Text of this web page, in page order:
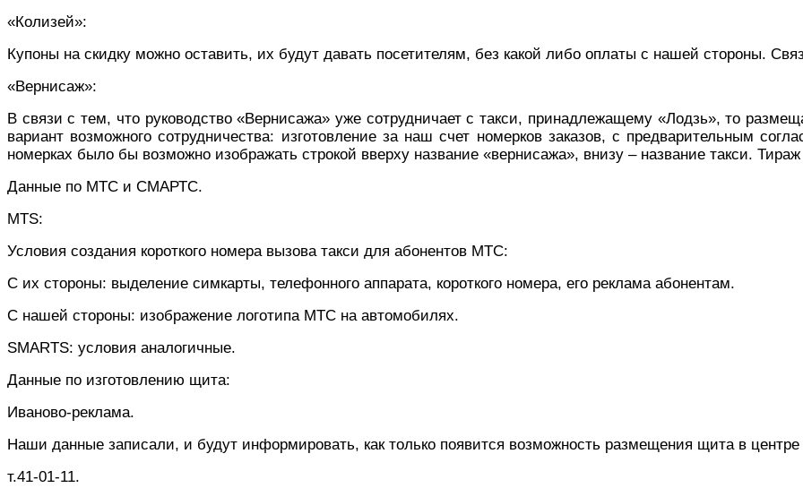
«Колизей»:
Купоны на скидку можно оставить, их будут давать посетителям, без какой либо оплаты с нашей стороны.
«Вернисаж»:
В связи с тем, что руководство «Вернисажа» уже сотрудничает с такси, принадлежащему «Лодзь», то
вариант возможного сотрудничества: изготовление за наш счет номерков заказов, с предварительным
номерках было бы возможно изображать строкой вверху название «вернисажа», внизу – название такси.
Данные по МТС и СМАРТС.
MTS:
Условия создания короткого номера вызова такси для абонентов МТС:
С их стороны: выделение симкарты, телефонного аппарата, короткого номера, его реклама абонентам.
С нашей стороны: изображение логотипа МТС на автомобилях.
SMARTS: условия аналогичные.
Данные по изготовлению щита:
Иваново-реклама.
Наши данные записали, и будут информировать, как только появится возможность размещения щита в центре
т.41-01-11.